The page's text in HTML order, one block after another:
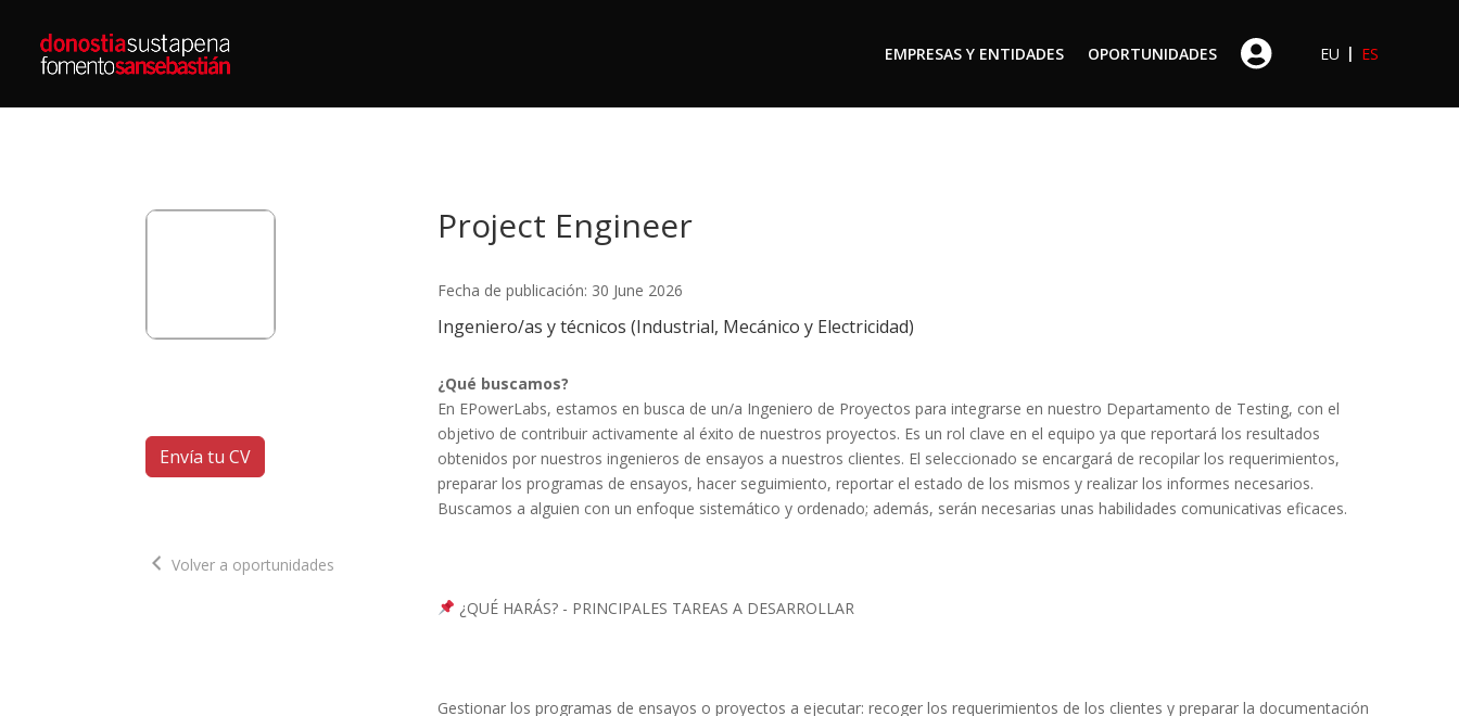
EMPRESAS Y ENTIDADES OPORTUNIDADES EU | ES
Envía tu CV
Volver a oportunidades
Project Engineer
Fecha de publicación: 30 June 2026
Ingeniero/as y técnicos (Industrial, Mecánico y Electricidad)
¿Qué buscamos?
En EPowerLabs, estamos en busca de un/a Ingeniero de Proyectos para integrarse en nuestro Departamento de Testing, con el
objetivo de contribuir activamente al éxito de nuestros proyectos. Es un rol clave en el equipo ya que reportará los resultados
obtenidos por nuestros ingenieros de ensayos a nuestros clientes. El seleccionado se encargará de recopilar los requerimientos,
preparar los programas de ensayos, hacer seguimiento, reportar el estado de los mismos y realizar los informes necesarios.
Buscamos a alguien con un enfoque sistemático y ordenado; además, serán necesarias unas habilidades comunicativas eficaces.
¿QUÉ HARÁS? - PRINCIPALES TAREAS A DESARROLLAR
Gestionar los programas de ensayos o proyectos a ejecutar: recoger los requerimientos de los clientes y preparar la documentación